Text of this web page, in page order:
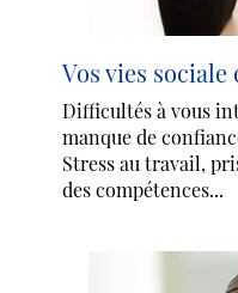
Vos vies
Difficultés à vous
manque de
Stress au travail,
des compétences...